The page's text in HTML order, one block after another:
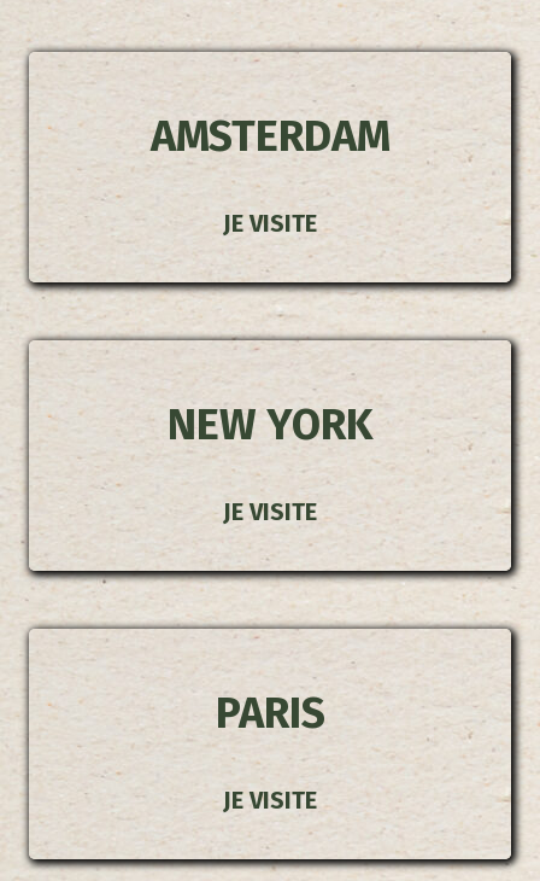
AMSTERDAM
JE VISITE
NEW YORK
JE VISITE
PARIS
JE VISITE